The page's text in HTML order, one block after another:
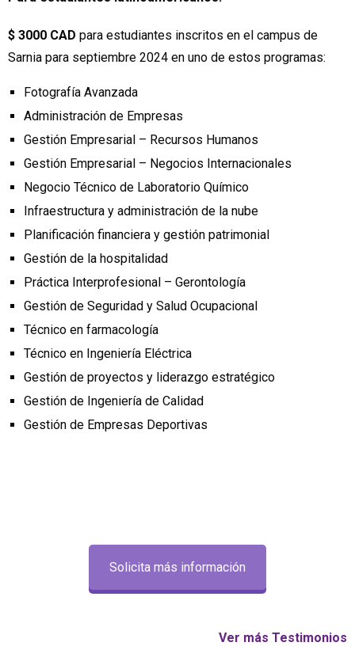
$ 3000 CAD para estudiantes inscritos en el campus de
Sarnia para septiembre 2024 en uno de estos programas:
Fotografía Avanzada
Administración de Empresas
Gestión Empresarial – Recursos Humanos
Gestión Empresarial – Negocios Internacionales
Negocio Técnico de Laboratorio Químico
Infraestructura y administración de la nube
Planificación financiera y gestión patrimonial
Gestión de la hospitalidad
Práctica Interprofesional – Gerontología
Gestión de Seguridad y Salud Ocupacional
Técnico en farmacología
Técnico en Ingeniería Eléctrica
Gestión de proyectos y liderazgo estratégico
Gestión de Ingeniería de Calidad
Gestión de Empresas Deportivas
Solicita más información
Ver más Testimonios